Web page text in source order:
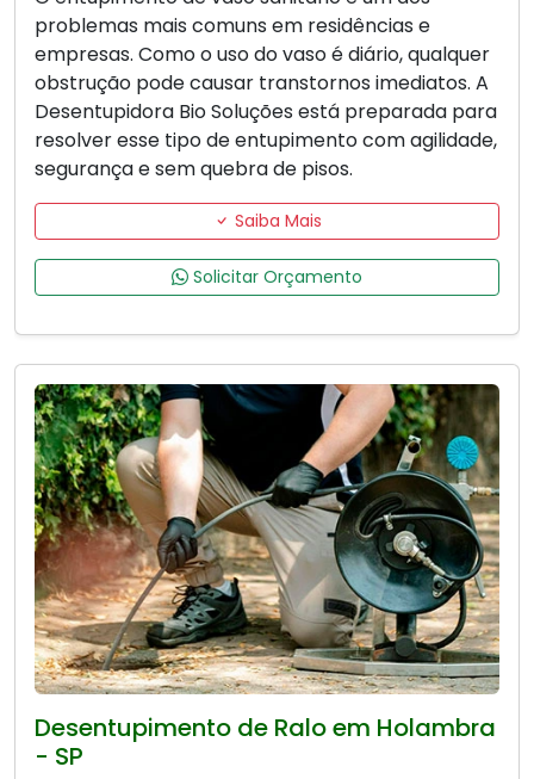
problemas mais comuns em residências e
empresas. Como o uso do vaso é diário, qualquer
obstrução pode causar transtornos imediatos. A
Desentupidora Bio Soluções está preparada para
resolver esse tipo de entupimento com agilidade,
segurança e sem quebra de pisos.
Saiba Mais
Solicitar Orçamento
Desentupimento de Ralo em Holambra
- SP